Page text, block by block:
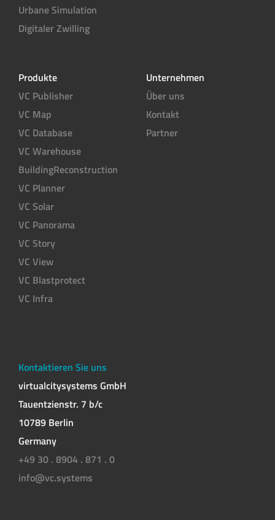
Urbane Simulation
Digitaler Zwilling
Produkte
VC Publisher
VC Map
VC Database
VC Warehouse
BuildingReconstruction
VC Planner
VC Solar
VC Panorama
VC Story
VC View
VC Blastprotect
VC Infra
Unternehmen
Über uns
Kontakt
Partner
Kontaktieren Sie uns
virtualcitysystems GmbH
Tauentzienstr. 7 b/c
10789 Berlin
Germany
+49 30 . 8904 . 871 . 0
info@vc.systems